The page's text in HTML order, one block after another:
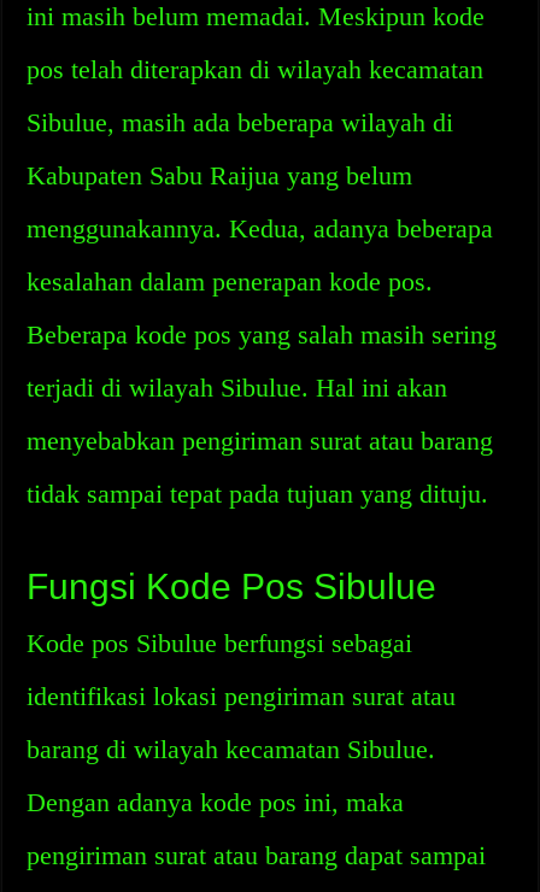
ini masih belum memadai. Meskipun kode
pos telah diterapkan di wilayah kecamatan
Sibulue, masih ada beberapa wilayah di
Kabupaten Sabu Raijua yang belum
menggunakannya. Kedua, adanya beberapa
kesalahan dalam penerapan kode pos.
Beberapa kode pos yang salah masih sering
terjadi di wilayah Sibulue. Hal ini akan
menyebabkan pengiriman surat atau barang
tidak sampai tepat pada tujuan yang dituju.
Fungsi Kode Pos Sibulue
Kode pos Sibulue berfungsi sebagai
identifikasi lokasi pengiriman surat atau
barang di wilayah kecamatan Sibulue.
Dengan adanya kode pos ini, maka
pengiriman surat atau barang dapat sampai